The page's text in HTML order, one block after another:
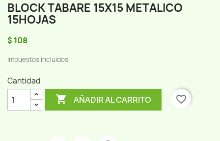
BLOCK TABARE 15X15 METALICO
15HOJAS
$ 108
Impuestos incluidos
Cantidad
 AÑADIR AL CARRITO favorite_border